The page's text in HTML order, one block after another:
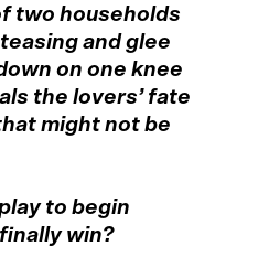
two households
and glee
on one knee
the lovers’ fate
might not be
to begin
win?